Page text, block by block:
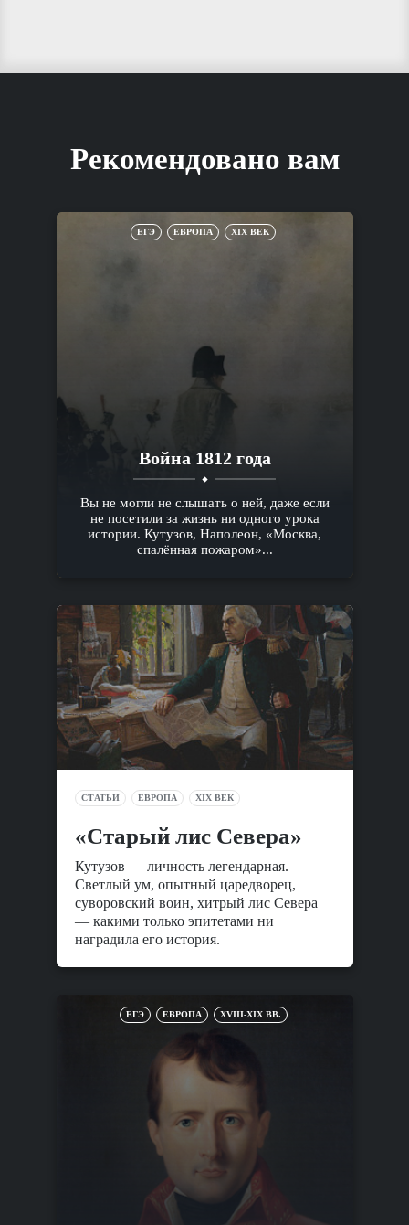
Рекомендовано вам
ЕГЭ ЕВРОПА XIX ВЕК
Война 1812 года
Вы не могли не слышать о ней, даже если
не посетили за жизнь ни одного урока
истории. Кутузов, Наполеон, «Москва,
спалённая пожаром»...
СТАТЬИ ЕВРОПА XIX ВЕК
«Старый лис Севера»
Кутузов — личность легендарная.
Светлый ум, опытный царедворец,
суворовский воин, хитрый лис Севера
— какими только эпитетами ни
наградила его история.
ЕГЭ ЕВРОПА XVIII-XIX ВВ.